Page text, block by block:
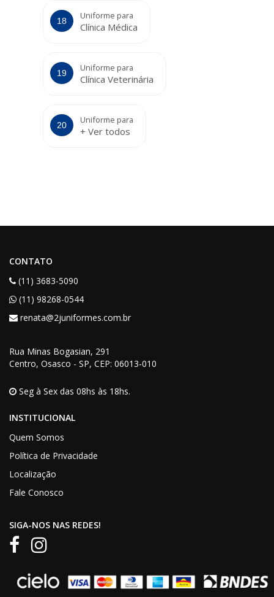
Uniforme para
Clínica Médica
Uniforme para
Clínica Veterinária
Uniforme para
+ Ver todos
CONTATO
(11) 3683-5090
(11) 98268-0544
renata@2juniformes.com.br
Rua Minas Bogasian, 291
Centro, Osasco - SP, CEP: 06013-010
Seg à Sex das 08hs às 18hs.
INSTITUCIONAL
Quem Somos
Política de Privacidade
Localização
Fale Conosco
SIGA-NOS NAS REDES!